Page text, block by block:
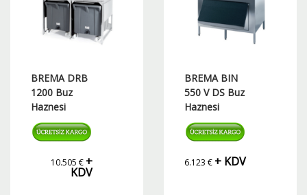
BREMA DRB
1200 Buz
Haznesi
10.505 € +
KDV
BREMA BIN
550 V DS Buz
Haznesi
6.123 € + KDV